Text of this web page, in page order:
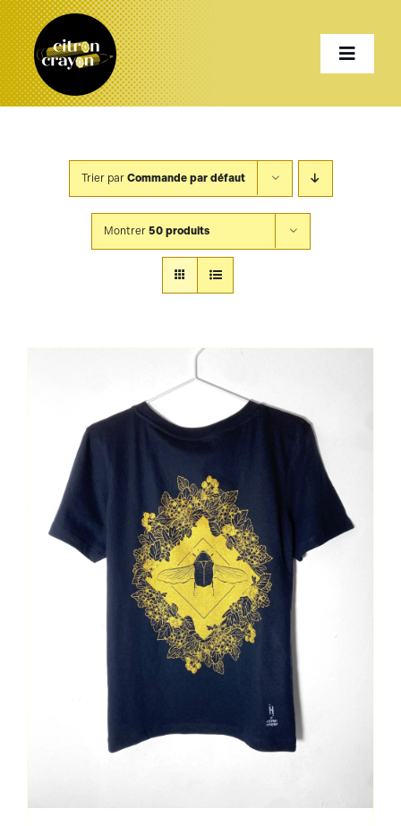
Passer
au
contenu
Toggle
Présentation
Contact
Mon Compte
Panier
Trier par Commande par défaut
Montrer 50 produits